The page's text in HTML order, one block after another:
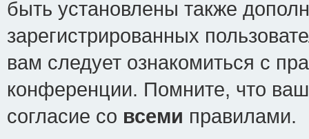
быть установлены также
зарегистрированных
вам следует ознакомиться с
конференции. Помните, что
согласие со всеми правилами.